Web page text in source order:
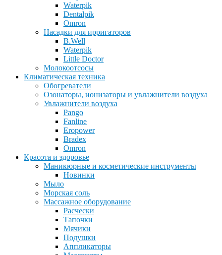
Waterpik
Dentalpik
Omron
Насадки для ирригаторов
B.Well
Waterpik
Little Doctor
Молокоотсосы
Климатическая техника
Обогреватели
Озонаторы, ионизаторы и увлажнители воздуха
Увлажнители воздуха
Pango
Fanline
Eropower
Bradex
Omron
Красота и здоровье
Маникюрные и косметические инструменты
Новинки
Мыло
Морская соль
Массажное оборудование
Расчески
Тапочки
Мячики
Подушки
Аппликаторы